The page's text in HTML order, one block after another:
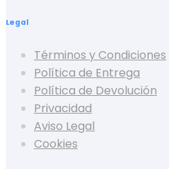
Legal
Términos y Condiciones
Política de Entrega
Política de Devolución
Privacidad
Aviso Legal
Cookies